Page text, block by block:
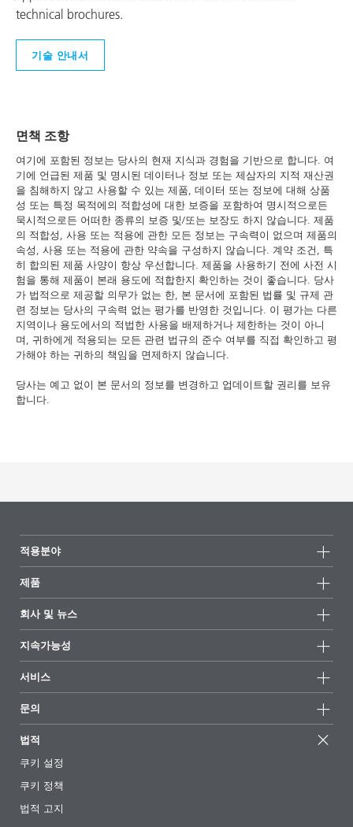
technical brochures.
기술 안내서
면책 조항
여기에 포함된 정보는 당사의 현재 지식과 경험을 기반으로 합니다. 여
기에 언급된 제품 및 명시된 데이터나 정보 또는 제삼자의 지적 재산권
을 침해하지 않고 사용할 수 있는 제품, 데이터 또는 정보에 대해 상품
성 또는 특정 목적에의 적합성에 대한 보증을 포함하여 명시적으로든
묵시적으로든 어떠한 종류의 보증 및/또는 보장도 하지 않습니다. 제품
의 적합성, 사용 또는 적용에 관한 모든 정보는 구속력이 없으며 제품의
속성, 사용 또는 적용에 관한 약속을 구성하지 않습니다. 계약 조건, 특
히 합의된 제품 사양이 항상 우선합니다. 제품을 사용하기 전에 사전 시
험을 통해 제품이 본래 용도에 적합한지 확인하는 것이 좋습니다. 당사
가 법적으로 제공할 의무가 없는 한, 본 문서에 포함된 법률 및 규제 관
련 정보는 당사의 구속력 없는 평가를 반영한 것입니다. 이 평가는 다른
지역이나 용도에서의 적법한 사용을 배제하거나 제한하는 것이 아니
며, 귀하에게 적용되는 모든 관련 법규의 준수 여부를 직접 확인하고 평
가해야 하는 귀하의 책임을 면제하지 않습니다.
당사는 예고 없이 본 문서의 정보를 변경하고 업데이트할 권리를 보유
합니다.
적용분야
제품
모든제품
하이라이트
회사 및 뉴스
뉴스
언론 및 미디어
소재지 및 판매점
전시회 및 이벤트
지속가능성
지속가능한 제품
성공 사례
EcoVadis
인증서
서비스
추천 배합
기사
전자책
규제 현황
첨가제 안내 앱
문의
법적
쿠키 설정
쿠키 정책
법적 고지